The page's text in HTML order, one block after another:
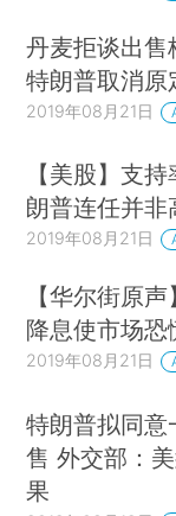
丹麦拒谈出售
特朗普取消原
2019年08月21日
【美股】支
朗普连任并非
2019年08月21日
【华尔街原
降息使市场恐
2019年08月21日
特朗普拟同意
售 外交部：
果